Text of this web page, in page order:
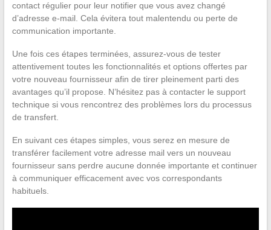
contact régulier pour leur notifier que vous avez changé
d’adresse e-mail. Cela évitera tout malentendu ou perte de
communication importante.
Une fois ces étapes terminées, assurez-vous de tester
attentivement toutes les fonctionnalités et options offertes par
votre nouveau fournisseur afin de tirer pleinement parti des
avantages qu’il propose. N’hésitez pas à contacter le support
technique si vous rencontrez des problèmes lors du processus
de transfert.
En suivant ces étapes simples, vous serez en mesure de
transférer facilement votre adresse mail vers un nouveau
fournisseur sans perdre aucune donnée importante et continuer
à communiquer efficacement avec vos correspondants
habituels.